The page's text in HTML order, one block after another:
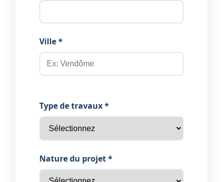
Ville *
Type de travaux *
Nature du projet *